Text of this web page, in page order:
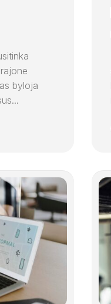
byloja